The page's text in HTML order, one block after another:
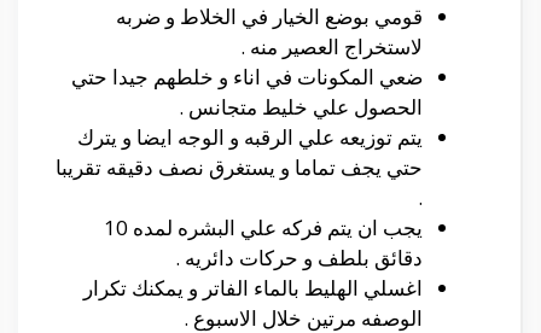
قومي بوضع الخيار في الخلاط و ضربه
لاستخراج العصير منه .
ضعي المكونات في اناء و خلطهم جيدا حتي
الحصول علي خليط متجانس .
يتم توزيعه علي الرقبه و الوجه ايضا و يترك
حتي يجف تماما و يستغرق نصف دقيقه تقريبا
.
يجب ان يتم فركه علي البشره لمده 10
دقائق بلطف و حركات دائريه .
اغسلي الهليط بالماء الفاتر و يمكنك تكرار
الوصفه مرتين خلال الاسبوع .